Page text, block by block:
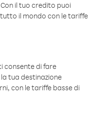
il tuo credito puoi
il mondo con le tariffe
consente di fare
tua destinazione
con le tariffe basse di